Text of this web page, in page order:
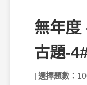
無年度
古題-
選擇題數：